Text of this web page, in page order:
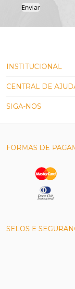
Enviar
INSTITUCIONAL
CENTRAL DE
SIGA-NOS
FORMAS DE
SELOS E